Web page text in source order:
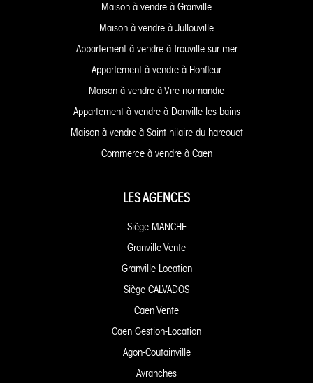
Maison à vendre à Granville
Maison à vendre à Jullouville
Appartement à vendre à Trouville sur mer
Appartement à vendre à Honfleur
Maison à vendre à Vire normandie
Appartement à vendre à Donville les bains
Maison à vendre à Saint hilaire du harcouet
Commerce à vendre à Caen
LES AGENCES
Siège MANCHE
Granville Vente
Granville Location
Siège CALVADOS
Caen Vente
Caen Gestion-Location
Agon-Coutainville
Avranches